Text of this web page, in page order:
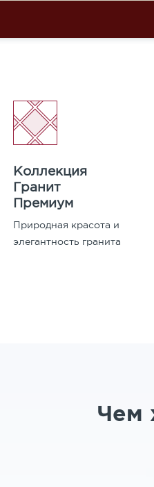
Коллекция
Гранит
Премиум
Природная красота и
элегантность гранита
Чем